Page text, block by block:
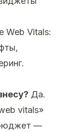
Web Vitals:
Да.
vitals»
—